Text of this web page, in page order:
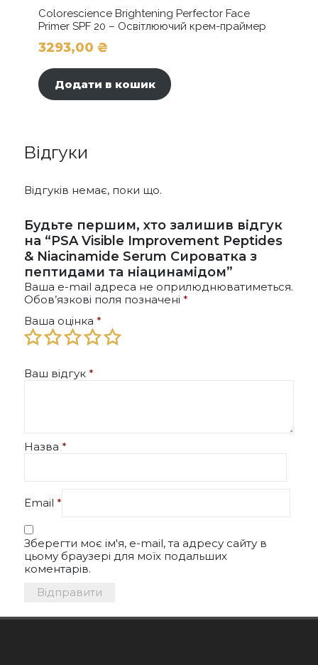
Colorescience Brightening Perfector Face
Primer SPF 20 – Освітлюючий крем-праймер
3293,00 ₴
Додати в кошик
Відгуки
Відгуків немає, поки що.
Будьте першим, хто залишив відгук
на “PSA Visible Improvement Peptides
& Niacinamide Serum Сироватка з
пептидами та ніацинамідом”
Ваша e-mail адреса не оприлюднюватиметься.
Обов’язкові поля позначені *
Ваша оцінка *
Ваш відгук *
Назва *
Email *
Зберегти моє ім'я, e-mail, та адресу сайту в
цьому браузері для моїх подальших
коментарів.